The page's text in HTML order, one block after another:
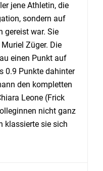
jene Athletin, die
sondern auf
gereist war. Sie
Züger. Die
einen Punkt auf
0.9 Punkte dahinter
den kompletten
Leone (Frick
nicht ganz
klassierte sie sich